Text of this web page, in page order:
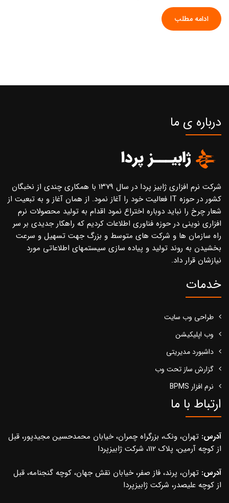
ادامه مطلب
درباره ی ما
شرکت نرم افزاری ژابیز پردا در سال ۱۳۷۹ با همکاری چندی از نخبگان
کشور در حوزه IT فعالیت خود را آغاز نمود. از همان آغاز و به تبعیت از
شعار چرخ را نباید دوباره اختراع نمود اقدام به تولید محصولات نرم
افزاری نوینی در حوزه فناوری اطلاعات کردیم که راهکار جدیدی بر سر
راه سازمان ها و شرکت های متوسط و بزرگ جهت تسهیل و سرعت
بخشیدن به روند تولید و پیاده سازی سیستمهای اطلاعاتی مورد
نیازشان قرار داد.
خدمات
طراحی وب سایت
وب اپلیکیشن
داشبورد مدیریتی
گزارش ساز تحت وب
نرم افزار BPMS
ارتباط با ما
آدرس: تهران، ونک، بزرگراه چمران، خیابان محمدحسین مجیدپور، قبل
از کوچه آرمین، پلاک 112، شرکت ژابیزپردا
آدرس: تهران، پرند، فاز صفر، خیابان نقش جهان، کوچه گنجنامه، قبل
از کوچه علیصدر، شرکت ژابیزپردا